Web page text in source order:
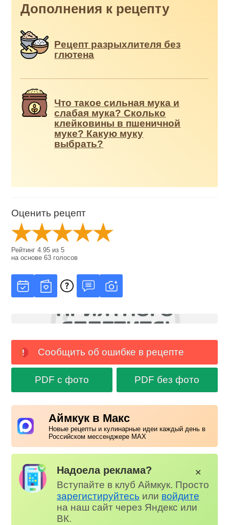
Дополнения к рецепту
Рецепт разрыхлителя без
глютена
Что такое сильная мука и
слабая мука? Сколько
клейковины в пшеничной
муке? Какую муку
выбрать?
Оценить рецепт
Рейтинг4.95 из5
на основе63 голосов
Сообщить об ошибке в рецепте
PDF с фото PDF без фото
Аймкук в Макс
Новые рецепты и кулинарные идеи каждый день в
Российском мессенджере MAX
Надоела реклама?
Вступайте в клуб Аймкук. Просто
зарегистируйтесь или войдите
на наш сайт через Яндекс или
ВК.
✕